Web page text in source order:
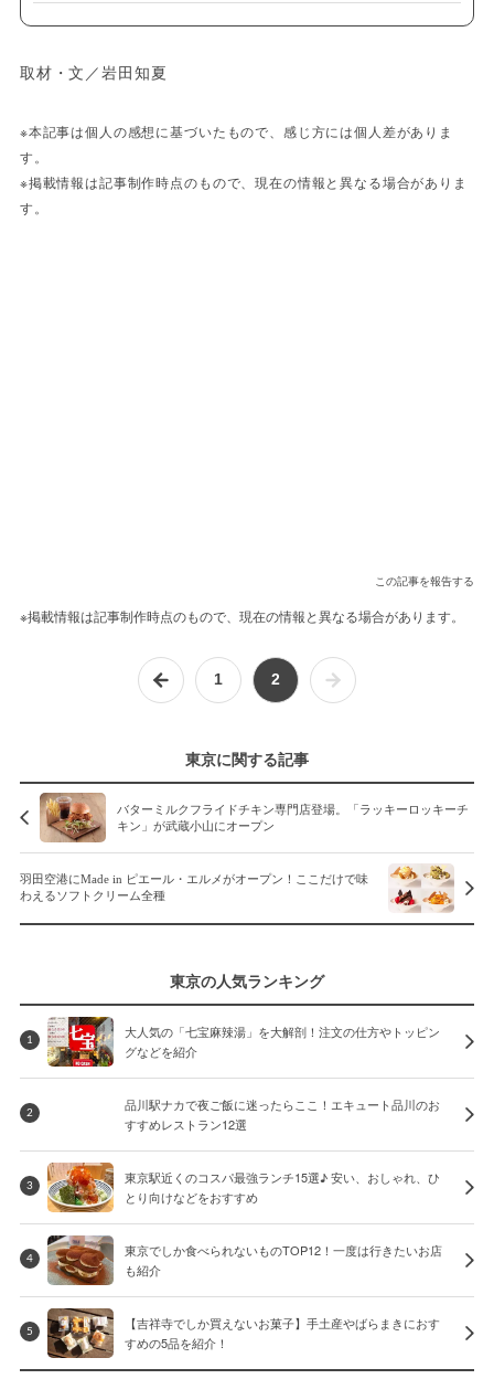
取材・文／岩田知夏
※本記事は個人の感想に基づいたもので、感じ方には個人差がありま
す。
※掲載情報は記事制作時点のもので、現在の情報と異なる場合がありま
す。
この記事を報告する
※掲載情報は記事制作時点のもので、現在の情報と異なる場合があります。
1 2
東京に関する記事
バターミルクフライドチキン専門店登場。「ラッキーロッキーチ
キン」が武蔵小山にオープン
羽田空港にMade in ピエール・エルメがオープン！ここだけで味
わえるソフトクリーム全種
東京の人気ランキング
1
大人気の「七宝麻辣湯」を大解剖！注文の仕方やトッピン
グなどを紹介
2
品川駅ナカで夜ご飯に迷ったらここ！エキュート品川のお
すすめレストラン12選
3
東京駅近くのコスパ最強ランチ15選♪ 安い、おしゃれ、ひ
とり向けなどをおすすめ
4
東京でしか食べられないものTOP12！一度は行きたいお店
も紹介
5
【吉祥寺でしか買えないお菓子】手土産やばらまきにおす
すめの5品を紹介！